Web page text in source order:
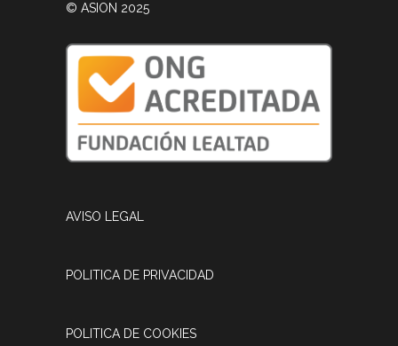
© ASION 2025
AVISO LEGAL
POLITICA DE PRIVACIDAD
POLITICA DE COOKIES